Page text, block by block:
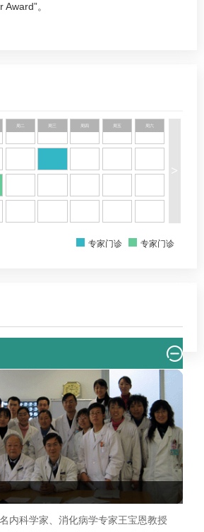
。
周三 周四 周五 周六
>
专家门诊 专家门诊
内科学家、消化病学专家王宝恩教授